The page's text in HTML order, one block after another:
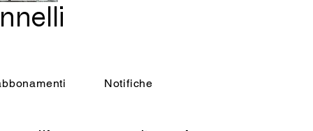
Notifiche